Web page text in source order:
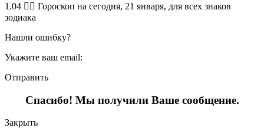
1.04 🧙‍♀ Гороскоп на сегодня, 21 января, для всех знаков
зодиака
Нашли ошибку?
Укажите ваш email:
Отправить
Спасибо! Мы получили Ваше сообщение.
Закрыть